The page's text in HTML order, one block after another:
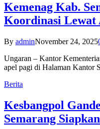
Kemenag Kab.
Koordinasi Lewat
By adminNovember 24, 2025
Ungaran – Kantor
apel pagi di Halaman Kantor
Berita
Kesbangpol
Semarang